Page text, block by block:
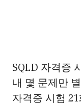
SQLD 자격증
내 몇 문제만
자격증 시험